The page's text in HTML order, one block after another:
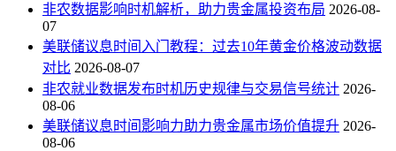
非农数据影响时机解析，助力贵金属投资布局 2026-08-
07
美联储议息时间入门教程：过去10年黄金价格波动数据
对比 2026-08-07
非农就业数据发布时机历史规律与交易信号统计 2026-
08-06
美联储议息时间影响力助力贵金属市场价值提升 2026-
08-06